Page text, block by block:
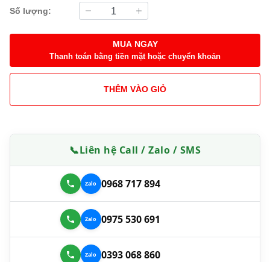
Số lượng:
MUA NGAY
Thanh toán bằng tiền mặt hoặc chuyển khoản
THÊM VÀO GIỎ
📞Liên hệ Call / Zalo / SMS
0968 717 894
0975 530 691
0393 068 860